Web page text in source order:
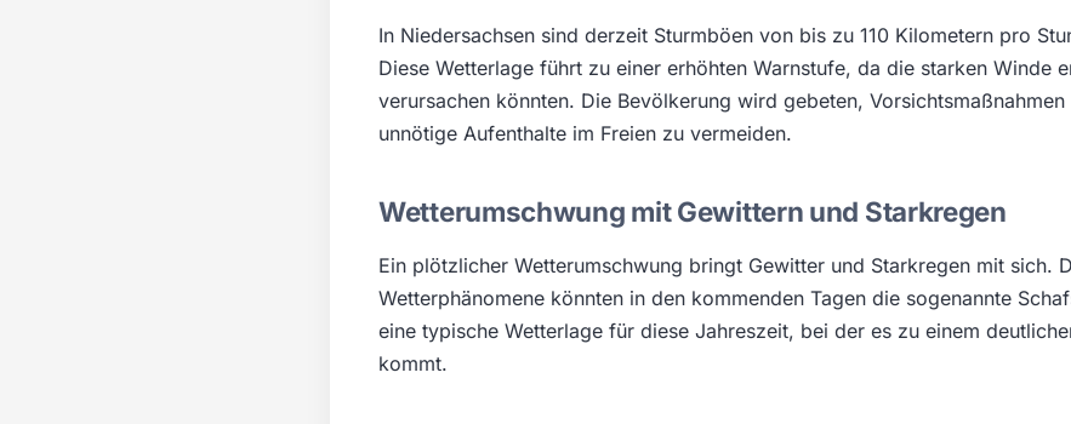
In Niedersachsen sind derzeit Sturmböen von bis zu 110 Kilometern pro
Diese Wetterlage führt zu einer erhöhten Warnstufe, da die starken Winde
verursachen könnten. Die Bevölkerung wird gebeten,
unnötige Aufenthalte im Freien zu vermeiden.
Wetterumschwung mit Gewittern und Starkregen
Ein plötzlicher Wetterumschwung bringt Gewitter und Starkregen mit sich.
Wetterphänomene könnten in den kommenden Tagen die sogenannte
eine typische Wetterlage für diese Jahreszeit, bei der es zu einem
kommt.